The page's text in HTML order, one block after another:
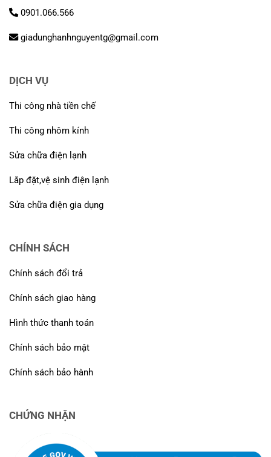
0901.066.566
giadunghanhnguyentg@gmail.com
DỊCH VỤ
Thi công nhà tiền chế
Thi công nhôm kính
Sửa chữa điện lạnh
Lắp đặt,vệ sinh điện lạnh
Sửa chữa điện gia dụng
CHÍNH SÁCH
Chính sách đổi trả
Chính sách giao hàng
Hình thức thanh toán
Chính sách bảo mật
Chính sách bảo hành
CHỨNG NHẬN